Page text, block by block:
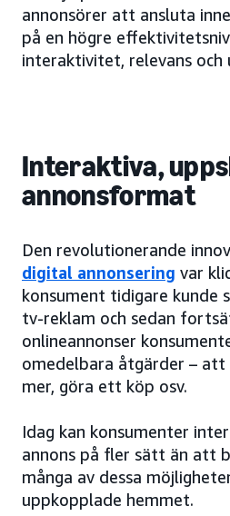
annonsörer att ansluta
på en högre
interaktivitet, relevans och
Interaktiva,
annonsformat
Den revolutionerande
digital annonsering var
konsument tidigare kunde
tv-reklam och sedan
onlineannonser
omedelbara åtgärder –
mer, göra ett köp osv.
Idag kan konsumenter
annons på fler sätt än att
många av dessa
uppkopplade hemmet.